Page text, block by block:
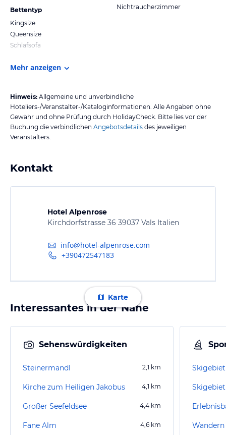
Bettentyp
Kingsize
Queensize
Schlafsofa
Nichtraucherzimmer
Mehr anzeigen
Hinweis: Allgemeine und unverbindliche
Hoteliers-/Veranstalter-/Kataloginformationen. Alle Angaben ohne
Gewähr und ohne Prüfung durch HolidayCheck. Bitte lies vor der
Buchung die verbindlichen Angebotsdetails des jeweiligen
Veranstalters.
Kontakt
Hotel Alpenrose
Kirchdorfstrasse 36 39037 Vals Italien
info@hotel-alpenrose.com
+390472547183
Karte
Interessantes in der Nähe
Sehenswürdigkeiten
Steinermandl 2,1 km
Kirche zum Heiligen Jakobus 4,1 km
Großer Seefeldsee 4,4 km
Fane Alm 4,6 km